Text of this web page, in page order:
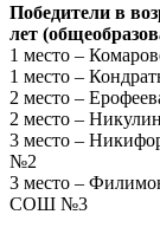
Победители в
лет
1 место –
1 место –
2 место –
2 место –
3 место –
№2
3 место –
СОШ №3